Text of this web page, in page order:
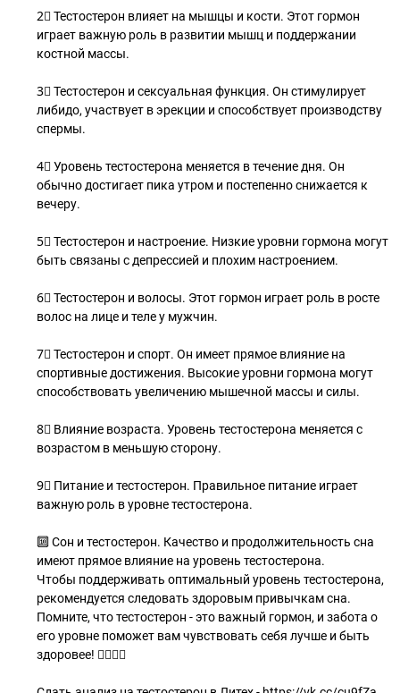
2⃣ Тестостерон влияет на мышцы и кости. Этот гормон
играет важную роль в развитии мышц и поддержании
костной массы.
3⃣ Тестостерон и сексуальная функция. Он стимулирует
либидо, участвует в эрекции и способствует производству
спермы.
4⃣ Уровень тестостерона меняется в течение дня. Он
обычно достигает пика утром и постепенно снижается к
вечеру.
5⃣ Тестостерон и настроение. Низкие уровни гормона могут
быть связаны с депрессией и плохим настроением.
6⃣ Тестостерон и волосы. Этот гормон играет роль в росте
волос на лице и теле у мужчин.
7⃣ Тестостерон и спорт. Он имеет прямое влияние на
спортивные достижения. Высокие уровни гормона могут
способствовать увеличению мышечной массы и силы.
8⃣ Влияние возраста. Уровень тестостерона меняется с
возрастом в меньшую сторону.
9⃣ Питание и тестостерон. Правильное питание играет
важную роль в уровне тестостерона.
🔟 Сон и тестостерон. Качество и продолжительность сна
имеют прямое влияние на уровень тестостерона.
Чтобы поддерживать оптимальный уровень тестостерона,
рекомендуется следовать здоровым привычкам сна.
Помните, что тестостерон - это важный гормон, и забота о
его уровне поможет вам чувствовать себя лучше и быть
здоровее! 🏋‍♂🥦🛌